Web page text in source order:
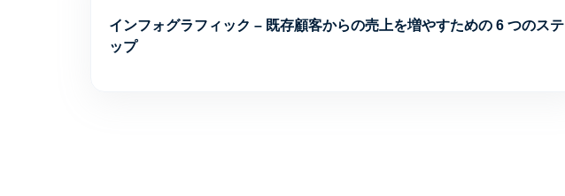
インフォグラフィック – 既存顧客からの売上を増やすための 6 つのステ
ップ